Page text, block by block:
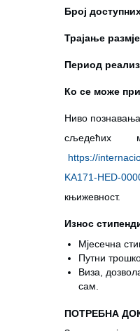
Број
Трајање
Период
Ко се може
Ниво
сљедећих
https://
KA171-HED-
књижевност.
Износ
Мјесечна
Путни
Виза,
сам.
ПОТРЕБНА